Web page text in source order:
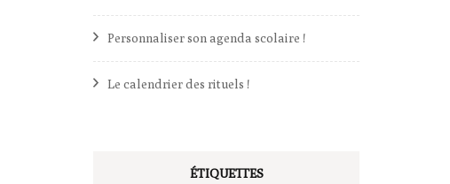
Personnaliser son agenda scolaire !
Le calendrier des rituels !
ÉTIQUETTES